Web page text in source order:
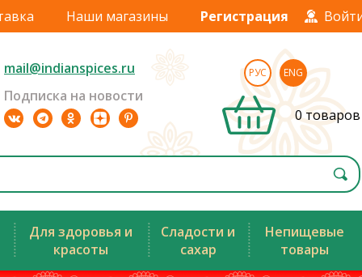
Наши магазины Регистрация
mail@indianspices.ru
Подписка на новости
РУС ENG
0 товаров
Для здоровья и
красоты
Сладости и
сахар
Непищевые
товары